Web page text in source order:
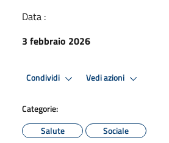
Data :
3 febbraio 2026
Condividi Vedi azioni
Categorie:
Salute
Sociale